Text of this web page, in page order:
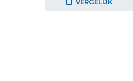
VERGELIJK